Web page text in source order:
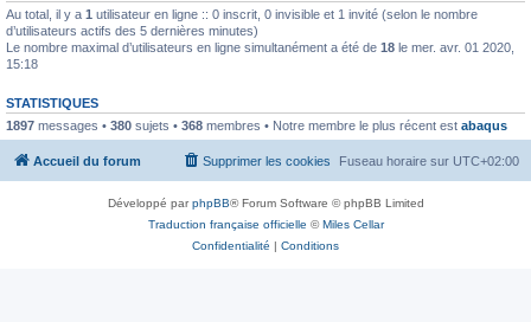
Au total, il y a 1 utilisateur en ligne :: 0 inscrit, 0 invisible et 1 invité (selon le nombre
d’utilisateurs actifs des 5 dernières minutes)
Le nombre maximal d’utilisateurs en ligne simultanément a été de 18 le mer. avr. 01 2020,
15:18
STATISTIQUES
1897 messages • 380 sujets • 368 membres • Notre membre le plus récent est abaqus
Accueil du forum Fuseau horaire sur UTC+02:00
Supprimer les cookies
Développé parphpBB® Forum Software © phpBB Limited
Traduction française officielle ©Miles Cellar
Confidentialité | Conditions